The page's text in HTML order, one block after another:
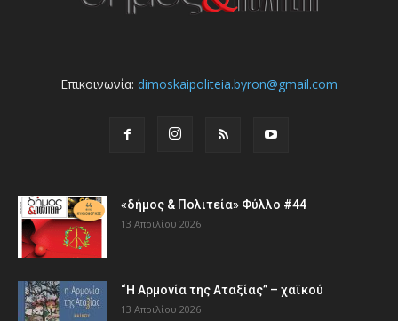
Επικοινωνία: dimoskaipoliteia.byron@gmail.com
«δήμος & Πολιτεία» Φύλλο #44
13 Απριλίου 2026
“Η Αρμονία της Αταξίας” – χαϊκού
13 Απριλίου 2026